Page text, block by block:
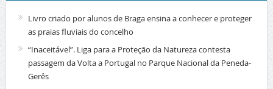
Livro criado por alunos de Braga ensina a conhecer e proteger
as praias fluviais do concelho
“Inaceitável”. Liga para a Proteção da Natureza contesta
passagem da Volta a Portugal no Parque Nacional da Peneda-
Gerês